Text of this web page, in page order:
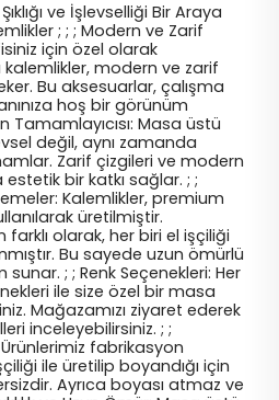
ve İşlevselliği Bir Araya
; ; ; Modern ve Zarif
için özel olarak
modern ve zarif
Bu aksesuarlar, çalışma
hoş bir görünüm
Tamamlayıcısı: Masa üstü
değil, aynı zamanda
Zarif çizgileri ve modern
estetik bir katkı sağlar. ; ;
Kalemlikler, premium
üretilmiştir.
olarak, her biri el işçiliği
Bu sayede uzun ömürlü
sunar. ; ; Renk Seçenekleri: Her
ile size özel bir masa
Mağazamızı ziyaret ederek
inceleyebilirsiniz. ; ;
fabrikasyon
ile üretilip boyandığı için
Ayrıca boyası atmaz ve